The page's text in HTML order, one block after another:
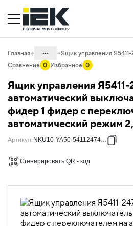
Главная ...
50. Типовые решения НКУ
50.10 Ящики управления
электродвигателями
50.10.01 НКУ ящики управления
электродвигателями Я5000
50.10.01.04 Ящики управления
Сравнение 0 Избранное 0
Ящик управления
автоматический
фидер 1 фидер с
автоматический режим
Артикул: NKU10-YA50-54112474-01
Сгенерировать QR - код